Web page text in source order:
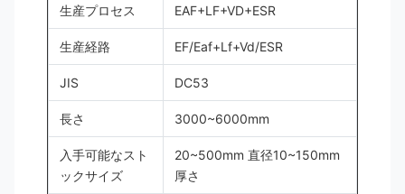
生産プロセス EAF+LF+VD+ESR
生産経路 EF/Eaf+Lf+Vd/ESR
JIS DC53
長さ 3000~6000mm
入手可能なスト
ックサイズ
20~500mm 直径10~150mm
厚さ